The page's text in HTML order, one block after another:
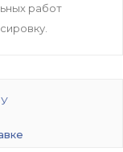
работ